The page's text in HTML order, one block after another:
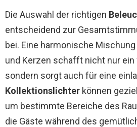
Die Auswahl der richtigen
entscheidend zur
bei. Eine harmonische
und Kerzen schafft nicht nur ein
sondern sorgt auch für eine
Kollektionslichter können
um bestimmte Bereiche des
die Gäste während des